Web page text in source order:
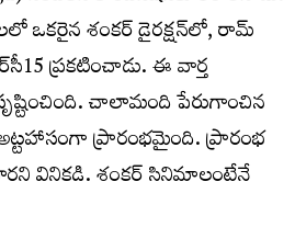
ఒకరైన శంకర్​ డైరక్షన్​లో, రామ్​
ప్రకటించాడు. ఈ వార్త
చాలామంది పేరుగాంచిన
ప్రారంభమైంది. ప్రారంభ
వినికడి. శంకర్​ సినిమాలంటేనే